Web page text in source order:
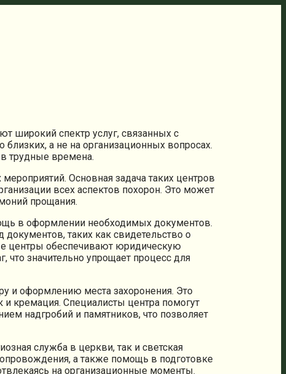
широкий спектр услуг, связанных с
а не на организационных вопросах.
трудные времена.
Основная задача таких центров
всех аспектов похорон. Это может
прощания.
в оформлении необходимых документов.
таких как свидетельство о
центры обеспечивают юридическую
значительно упрощает процесс для
и оформлению места захоронения. Это
кремация. Специалисты центра помогут
надгробий и памятников, что позволяет
служба в церкви, так и светская
а также помощь в подготовке
на организационные моменты.